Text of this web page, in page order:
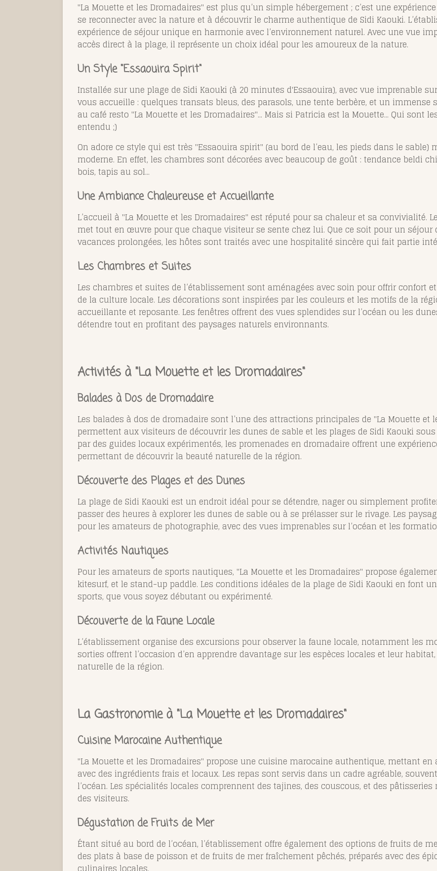
"La Mouette et les Dromadaires" est plus qu’un simple hébergement ; c’est une
se reconnecter avec la nature et à découvrir le charme authentique de Sidi Kaouki.
expérience de séjour unique en harmonie avec l’environnement naturel. Avec une vue
accès direct à la plage, il représente un choix idéal pour les amoureux de la nature.
Un Style "Essaouira Spirit"
Installée sur une plage de Sidi Kaouki (à 20 minutes d'Essaouira), avec vue imprenable
vous accueille : quelques transats bleus, des parasols, une tente berbère, et un immense
au café resto "La Mouette et les Dromadaires"... Mais si Patricia est la Mouette... Qui sont
entendu ;)
On adore ce style qui est très "Essaouira spirit" (au bord de l’eau, les pieds dans le
moderne. En effet, les chambres sont décorées avec beaucoup de goût : tendance beldi
bois, tapis au sol...
Une Ambiance Chaleureuse et Accueillante
L’accueil à "La Mouette et les Dromadaires" est réputé pour sa chaleur et sa convivialité.
met tout en œuvre pour que chaque visiteur se sente chez lui. Que ce soit pour un séjour
vacances prolongées, les hôtes sont traités avec une hospitalité sincère qui fait partie
Les Chambres et Suites
Les chambres et suites de l’établissement sont aménagées avec soin pour offrir confort
de la culture locale. Les décorations sont inspirées par les couleurs et les motifs de la
accueillante et reposante. Les fenêtres offrent des vues splendides sur l’océan ou les
détendre tout en profitant des paysages naturels environnants.
Activités à "La Mouette et les Dromadaires"
Balades à Dos de Dromadaire
Les balades à dos de dromadaire sont l’une des attractions principales de "La Mouette et
permettent aux visiteurs de découvrir les dunes de sable et les plages de Sidi Kaouki
par des guides locaux expérimentés, les promenades en dromadaire offrent une
permettant de découvrir la beauté naturelle de la région.
Découverte des Plages et des Dunes
La plage de Sidi Kaouki est un endroit idéal pour se détendre, nager ou simplement
passer des heures à explorer les dunes de sable ou à se prélasser sur le rivage. Les
pour les amateurs de photographie, avec des vues imprenables sur l’océan et les
Activités Nautiques
Pour les amateurs de sports nautiques, "La Mouette et les Dromadaires" propose
kitesurf, et le stand-up paddle. Les conditions idéales de la plage de Sidi Kaouki en font
sports, que vous soyez débutant ou expérimenté.
Découverte de la Faune Locale
L’établissement organise des excursions pour observer la faune locale, notamment les
sorties offrent l’occasion d’en apprendre davantage sur les espèces locales et leur
naturelle de la région.
La Gastronomie à "La Mouette et les Dromadaires"
Cuisine Marocaine Authentique
"La Mouette et les Dromadaires" propose une cuisine marocaine authentique, mettant
avec des ingrédients frais et locaux. Les repas sont servis dans un cadre agréable,
l’océan. Les spécialités locales comprennent des tajines, des couscous, et des
des visiteurs.
Dégustation de Fruits de Mer
Étant situé au bord de l’océan, l’établissement offre également des options de fruits de
des plats à base de poisson et de fruits de mer fraîchement pêchés, préparés avec des